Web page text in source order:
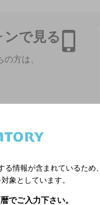
で見る
方は、
る情報が含まれているため、
象としています。
でご入力下さい。